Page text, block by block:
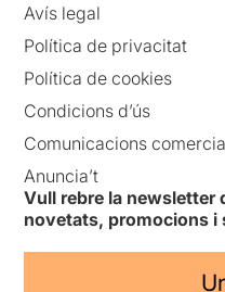
Avís legal
Política de privacitat
Política de cookies
Condicions d’ús
Comunicacions
Anuncia’t
Vull rebre la newsletter
novetats, promocions i